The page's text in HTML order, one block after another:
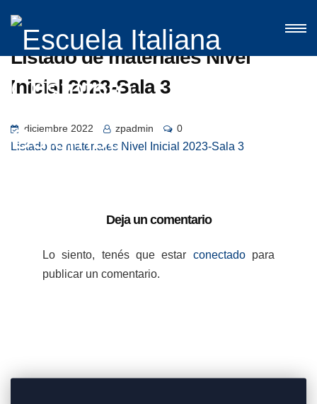
Listado de materiales Nivel
Inicial 2023-Sala 3
diciembre 2022 zpadmin 0
Listado de materiales Nivel Inicial 2023-Sala 3
Deja un comentario
Lo siento, tenés que estar conectadopara
publicar un comentario.